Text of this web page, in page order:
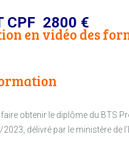
CPF 2800 €
en vidéo des
obtenir le diplôme du BTS
délivré par le ministère de